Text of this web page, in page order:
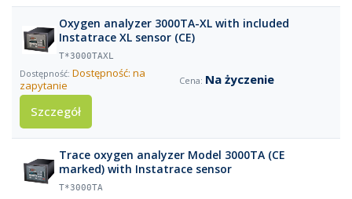
Oxygen analyzer 3000TA-XL with included
Instatrace XL sensor (CE)
T*3000TAXL
Dostępność: na
zapytanie
Na życzenie
Szczegół
Trace oxygen analyzer Model 3000TA (CE
marked) with Instatrace sensor
T*3000TA